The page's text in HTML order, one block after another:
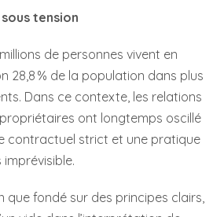
tension
de personnes vivent en
28,8 % de la population dans plus
Dans ce contexte, les relations
ont longtemps oscillé
contractuel strict et une pratique
que fondé sur des principes clairs,